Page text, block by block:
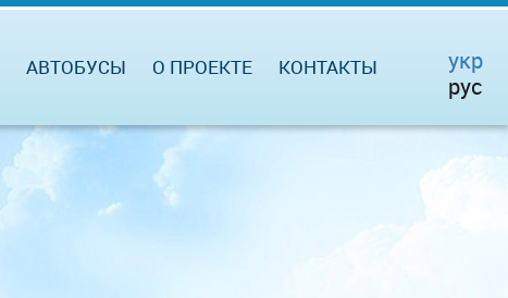
АВТОБУСЫ О ПРОЕКТЕ КОНТАКТЫ
укр
рус